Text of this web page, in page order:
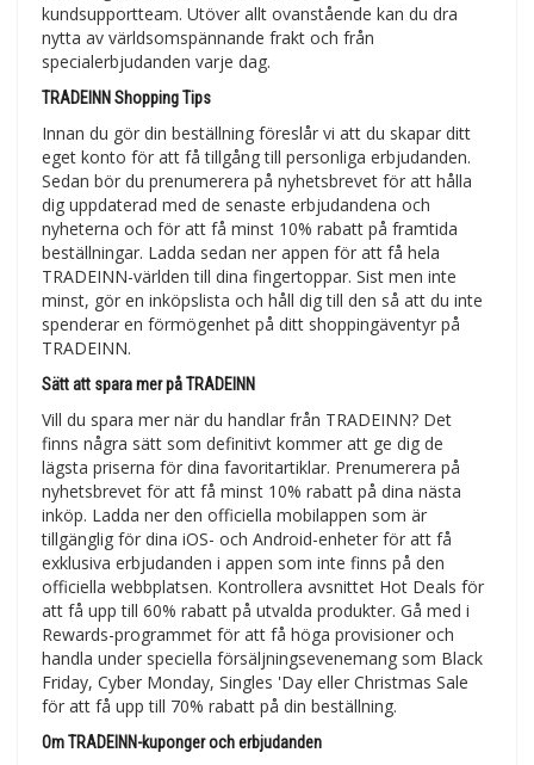
kundsupportteam. Utöver allt ovanstående kan du dra
nytta av världsomspännande frakt och från
specialerbjudanden varje dag.
TRADEINN Shopping Tips
Innan du gör din beställning föreslår vi att du skapar ditt
eget konto för att få tillgång till personliga erbjudanden.
Sedan bör du prenumerera på nyhetsbrevet för att hålla
dig uppdaterad med de senaste erbjudandena och
nyheterna och för att få minst 10% rabatt på framtida
beställningar. Ladda sedan ner appen för att få hela
TRADEINN-världen till dina fingertoppar. Sist men inte
minst, gör en inköpslista och håll dig till den så att du inte
spenderar en förmögenhet på ditt shoppingäventyr på
TRADEINN.
Sätt att spara mer på TRADEINN
Vill du spara mer när du handlar från TRADEINN? Det
finns några sätt som definitivt kommer att ge dig de
lägsta priserna för dina favoritartiklar. Prenumerera på
nyhetsbrevet för att få minst 10% rabatt på dina nästa
inköp. Ladda ner den officiella mobilappen som är
tillgänglig för dina iOS- och Android-enheter för att få
exklusiva erbjudanden i appen som inte finns på den
officiella webbplatsen. Kontrollera avsnittet Hot Deals för
att få upp till 60% rabatt på utvalda produkter. Gå med i
Rewards-programmet för att få höga provisioner och
handla under speciella försäljningsevenemang som Black
Friday, Cyber Monday, Singles 'Day eller Christmas Sale
för att få upp till 70% rabatt på din beställning.
Om TRADEINN-kuponger och erbjudanden